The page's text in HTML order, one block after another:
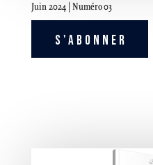
Juin 2024 | Numéro 03
S'ABONNER